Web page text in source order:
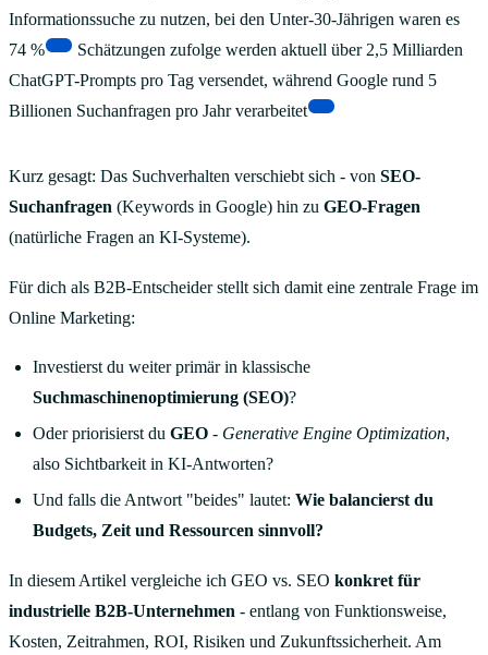
Informationssuche zu nutzen, bei den Unter-30-Jährigen waren es
74 %
Schätzungen zufolge werden aktuell über 2,5 Milliarden
ChatGPT-Prompts pro Tag versendet, während Google rund 5
Billionen Suchanfragen pro Jahr verarbeitet
Kurz gesagt: Das Suchverhalten verschiebt sich - von SEO-
Suchanfragen (Keywords in Google) hin zu GEO-Fragen
(natürliche Fragen an KI-Systeme).
Für dich als B2B-Entscheider stellt sich damit eine zentrale Frage im
Online Marketing:
Investierst du weiter primär in klassische
Suchmaschinenoptimierung (SEO)?
Oder priorisierst duGEO - Generative Engine Optimization,
also Sichtbarkeit in KI-Antworten?
Und falls die Antwort "beides" lautet:Wie balancierst du
Budgets, Zeit und Ressourcen sinnvoll?
In diesem Artikel vergleiche ich GEO vs. SEO konkret für
industrielle B2B-Unternehmen - entlang von Funktionsweise,
Kosten, Zeitrahmen, ROI, Risiken und Zukunftssicherheit. Am